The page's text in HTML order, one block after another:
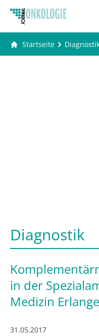
Startseite
Diagnostik
in der
Medizin
31.05.2017